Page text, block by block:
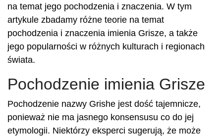
na temat jego pochodzenia i znaczenia. W tym
artykule zbadamy różne teorie na temat
pochodzenia i znaczenia imienia Grisze, a także
jego popularności w różnych kulturach i regionach
świata.
Pochodzenie imienia Grisze
Pochodzenie nazwy Grishe jest dość tajemnicze,
ponieważ nie ma jasnego konsensusu co do jej
etymologii. Niektórzy eksperci sugerują, że może